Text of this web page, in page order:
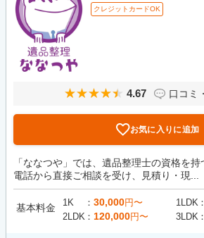
クレジットカードOK
4.67 口コミ
お気に入りに追加
「ななつや」では、遺品整理士の資格を
電話から直接ご相談を受け、見積り・現...
基本料金 1K 30,000円〜 1LDK
2LDK
120,000円〜 3LDK